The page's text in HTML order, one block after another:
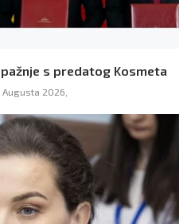
s predatog Kosmeta
Augusta 2026,